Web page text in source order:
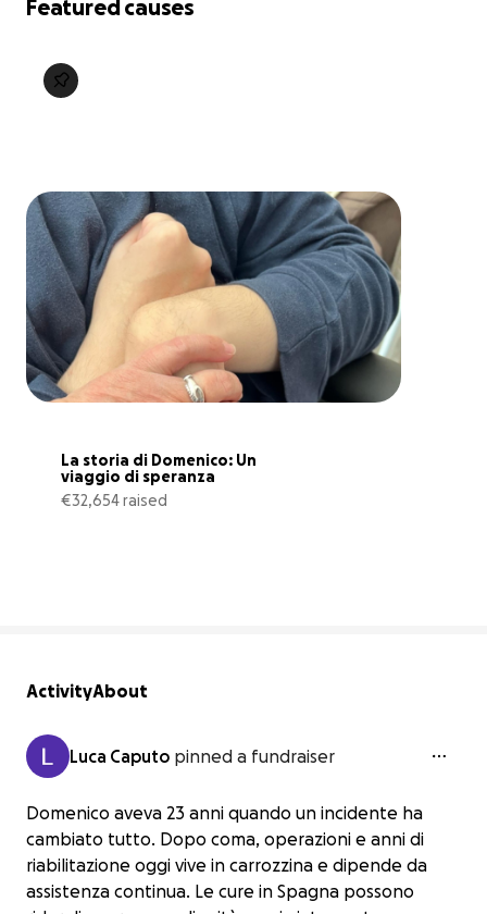
Featured causes
La storia di Domenico: Un
viaggio di speranza
€32,654 raised
ActivityAbout
Luca Caputo pinned a fundraiser
Domenico aveva 23 anni quando un incidente ha
cambiato tutto. Dopo coma, operazioni e anni di
riabilitazione oggi vive in carrozzina e dipende da
assistenza continua. Le cure in Spagna possono